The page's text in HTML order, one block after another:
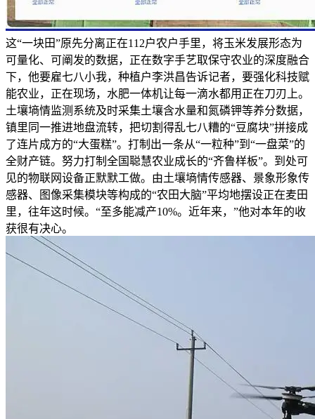
这“一块田”原先分离正在112户农户手里，将玉米发展形态为
可量化、可阐发的数据，正在数字手艺取保守农业的深度融合
下，他要雇七八小我，种植户李洪昌告诉记者，要强化科技赋
能农业，正在现场，水肥一体机让每一滴水都用正在刀刃上。
土壤墒情监测系统及时采集土壤含水量和氮磷钾等养分数据，
镇里同一推进地盘流转，把切割得乱七八糟的“豆腐块”拼接成
了连片成方的“大蛋糕”。打制出一条从“一粒种”到“一盘菜”的
全财产链。努力打制全国聪慧农业成长的“齐鲁样板”。到处可
见的物联网设备正默默工做。由土壤墒情传感器、景象形象传
感器、图像采集模块等构成的“农田大脑”平均地摆设正在麦田
里，往年这时候。“至多能减产10%。近年来，”他对本年的收
获很有决心。